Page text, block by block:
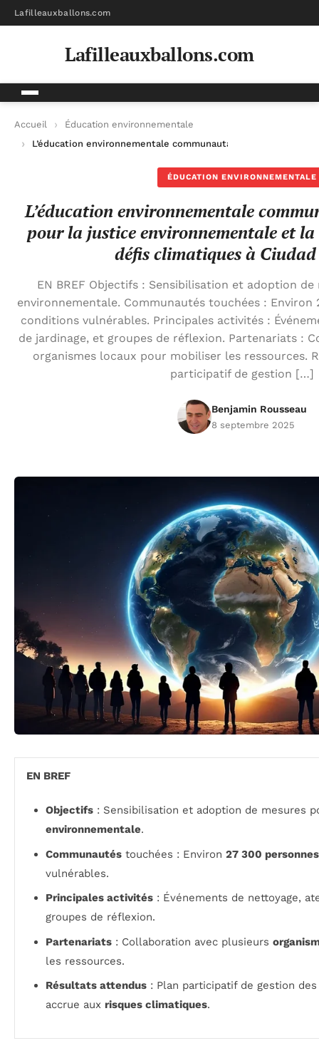
Lafilleauxballons.com
Lafilleauxballons.com
Accueil
Éducation environnementale
L’éducation environnementale communautaire : un levier
ÉDUCATION ENVIRONNEMENTALE
L’éducation environnementale
pour la justice environnementale et la
défis climatiques à Ciudad
EN BREF Objectifs : Sensibilisation et adoption
environnementale. Communautés touchées : Environ
conditions vulnérables. Principales activités :
de jardinage, et groupes de réflexion. Partenariats :
organismes locaux pour mobiliser les ressources.
participatif de gestion […]
Benjamin Rousseau
8 septembre 2025
EN BREF
Objectifs : Sensibilisation et adoption de mesures
environnementale.
Communautés touchées : Environ 27 300 personnes
vulnérables.
Principales activités : Événements de nettoyage,
groupes de réflexion.
Partenariats : Collaboration avec plusieurs
les ressources.
Résultats attendus : Plan participatif de gestion
accrue aux risques climatiques.